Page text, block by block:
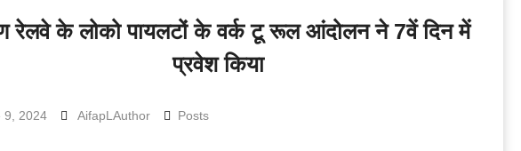
रेलवे के लोको पायलटों के वर्क टू रूल आंदोलन ने 7वें दिन में
प्रवेश किया
9, 2024 AifapLAuthor Posts